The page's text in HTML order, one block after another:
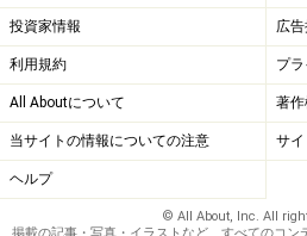
情報提供者は一切の責任を負いかねま
免責事項
1/2
投資家情報 広
利用規約 プ
All Aboutについて 著
当サイトの情報についての注意 サ
ヘルプ
© All About, Inc. All
掲載の記事・写真・イラストなど、すべてのコン